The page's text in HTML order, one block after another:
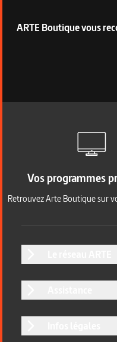
ARTE Boutique vous
Vos programmes
Retrouvez Arte Boutique sur